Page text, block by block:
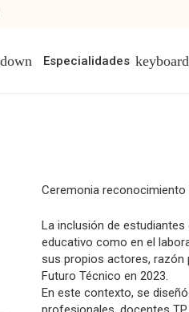
Especialidades
Ceremonia reconocimiento
La inclusión de
educativo como en el
sus propios actores, razón
Futuro Técnico en 2023.
En este contexto, se